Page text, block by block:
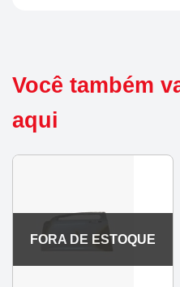
Você também
aqui
FORA DE ESTOQUE